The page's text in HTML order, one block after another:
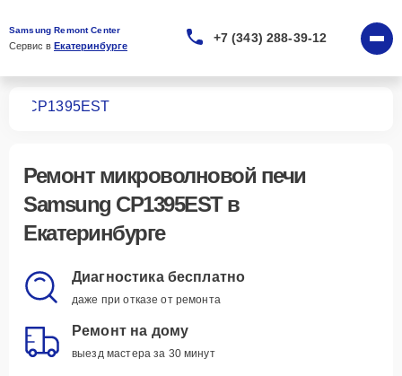
Samsung Remont Center
Сервис в Екатеринбурге
+7 (343) 288-39-12
CP1395EST
Ремонт микроволновой печи
Samsung CP1395ESTв
Екатеринбурге
Диагностика бесплатно
даже при отказе от ремонта
Ремонт на дому
выезд мастера за 30 минут